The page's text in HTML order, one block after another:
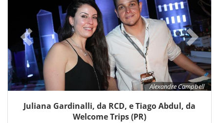
Alexandre Campbell
Juliana Gardinalli, da RCD, e Tiago Abdul, da
Welcome Trips (PR)